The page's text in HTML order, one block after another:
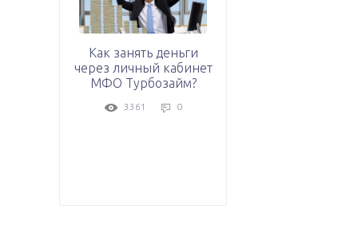
Как занять деньги
через личный кабинет
МФО Турбозайм?
3361 0